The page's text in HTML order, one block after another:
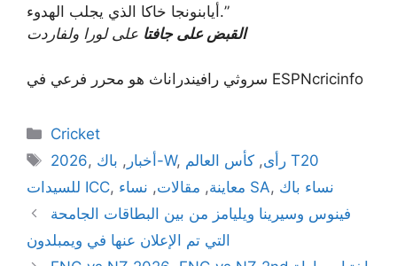
أيابنونجا خاكا الذي يجلب الهدوء.”
القبض على جافتا على لورا ولفاردت
سروثي رافيندراناث هو محرر فرعي في ESPNcricinfo
Categories
Cricket
Tags
2026, أخبار , باك-W, رأى, كأس العالم T20
للسيدات ICC, معاينة, مقالات, نساء SA, نساء باك
فينوس وسيرينا ويليامز من بين البطاقات الجامحة
التي تم الإعلان عنها في ويمبلدون